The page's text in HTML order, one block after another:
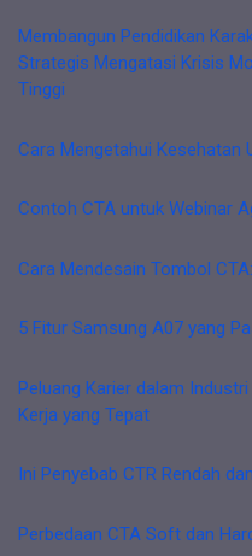
Membangun Pendidikan
Strategis Mengatasi Krisis
Tinggi
Cara Mengetahui Kesehatan
Contoh CTA untuk Webinar
Cara Mendesain Tombol
5 Fitur Samsung A07 yang
Peluang Karier dalam
Kerja yang Tepat
Ini Penyebab CTR Rendah
Perbedaan CTA Soft dan